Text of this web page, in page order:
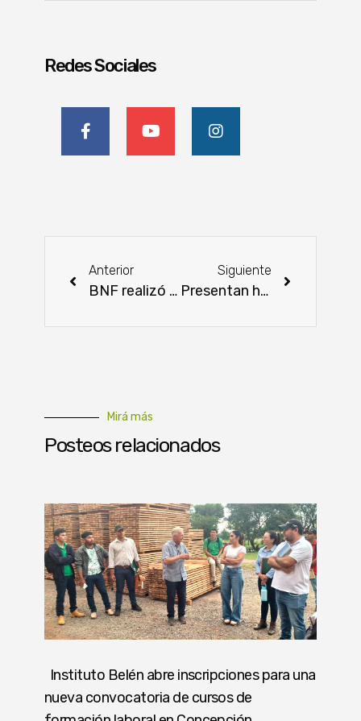
Redes Sociales
Anterior
BNF realizó la Audiencia Pública de Rendición de Cuentas 2021
Siguiente
Presentan herramienta de mapeo genético que mejorará el ganado paraguayo
Mirá más
Posteos relacionados
Instituto Belén abre inscripciones para una
nueva convocatoria de cursos de